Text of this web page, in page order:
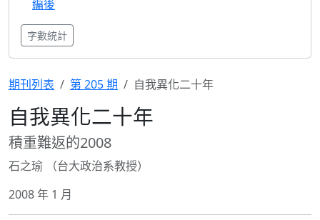
編後
字數統計
期刊列表 第 205 期 自我異化二十年
自我異化二十年
積重難返的2008
石之瑜 （台大政治系教授）
2008 年 1 月